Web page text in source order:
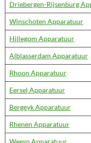
Driebergen-Rijsenburg
Winschoten Apparatuur
Hillegom Apparatuur
Alblasserdam Apparatuur
Rhoon Apparatuur
Eersel Apparatuur
Bergeyk Apparatuur
Rhenen Apparatuur
Weesp Apparatuur